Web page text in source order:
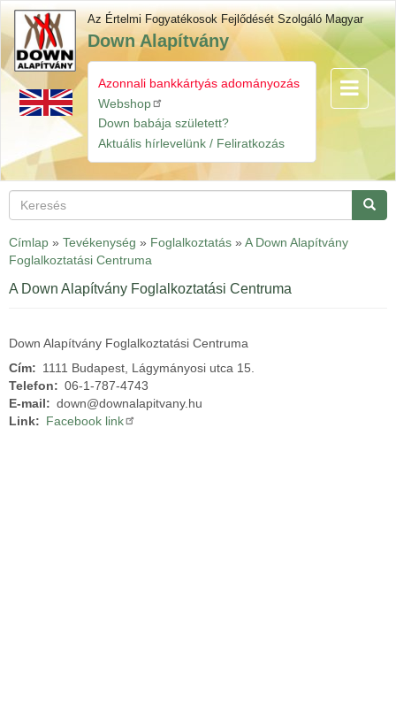
Ugrás
tartalomra
Az Értelmi Fogyatékosok Fejlődését Szolgáló Magyar
Down Alapítvány
Gyorslinkek
Azonnali bankkártyás adományozás
Webshop
Down babája született?
Aktuális hírlevelünk / Feliratkozás
Navigáció
Keresés
Címlap » Tevékenység » Foglalkoztatás » A Down Alapítvány
Foglalkoztatási Centruma
A Down Alapítvány Foglalkoztatási Centruma
Down Alapítvány Foglalkoztatási Centruma
Cím
1111 Budapest, Lágymányosi utca 15.
Telefon
06-1-787-4743
E-mail
down@downalapitvany.hu
Link
Facebook link